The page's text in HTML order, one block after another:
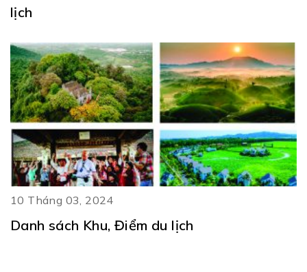
lịch
10 Tháng 03, 2024
Danh sách Khu, Điểm du lịch